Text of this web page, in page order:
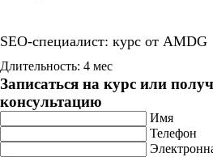
SEO-специалист: курс от AMDG
Длительность: 4 мес
Записаться на курс или
консультацию
Имя
Телефон